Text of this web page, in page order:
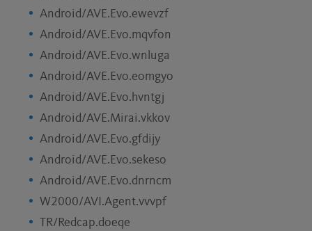
Android/AVE.Evo.ewevzf
Android/AVE.Evo.mqvfon
Android/AVE.Evo.wnluga
Android/AVE.Evo.eomgyo
Android/AVE.Evo.hvntgj
Android/AVE.Mirai.vkkov
Android/AVE.Evo.gfdijy
Android/AVE.Evo.sekeso
Android/AVE.Evo.dnrncm
W2000/AVI.Agent.vvvpf
TR/Redcap.doeqe